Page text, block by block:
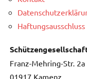
Haftungsausschluss
Franz-Mehring-Str. 2a
01917 Kamenz